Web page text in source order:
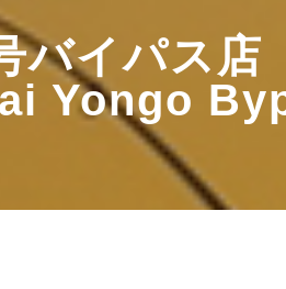
バイパス店
Yongo